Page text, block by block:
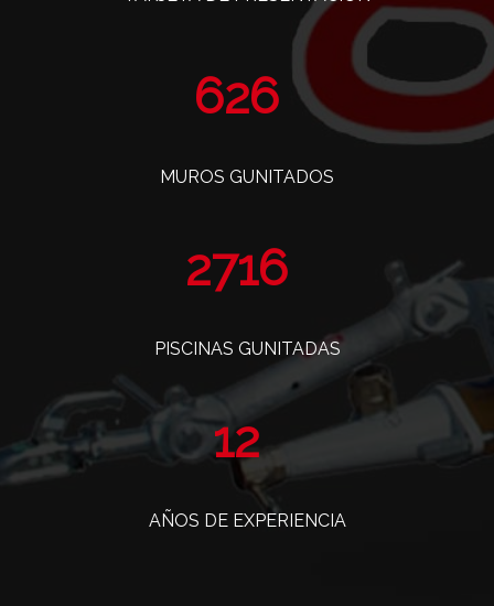
763
MUROS GUNITADOS
3309
PISCINAS GUNITADAS
14
AÑOS DE EXPERIENCIA